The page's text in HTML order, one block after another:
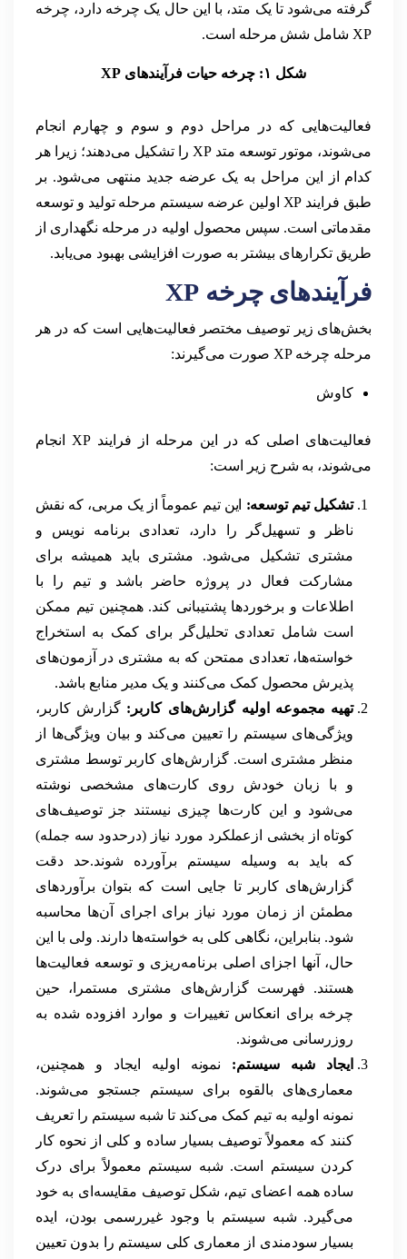
گرفته می‌شود تا یک متد، با این حال یک چرخه دارد، چرخه
XP شامل شش مرحله است.
شکل ۱: چرخه حیات فرآیندهای XP
فعالیت‌هایی که در مراحل دوم و سوم و چهارم انجام
می‌شوند، موتور توسعه متد XP را تشکیل می‌دهند؛ زیرا هر
کدام از این مراحل به یک عرضه جدید منتهی می‌شود. بر
طبق فرایند XP اولین عرضه سیستم مرحله تولید و توسعه
مقدماتی است. سپس محصول اولیه در مرحله نگهداری از
طریق تکرارهای بیشتر به صورت افزایشی بهبود می‌یابد.
فرآیندهای چرخهXP
بخش‌های زیر توصیف مختصر فعالیت‌هایی است که در هر
مرحله چرخه XP صورت می‌گیرند:
کاوش
فعالیت‌های اصلی که در این مرحله از فرایند XP انجام
می‌شوند، به شرح زیر است:
تشکیل تیم توسعه: این تیم عموماً از یک مربی، که نقش
ناظر و تسهیل‌گر را دارد، تعدادی برنامه نویس و
مشتری تشکیل می‌شود. مشتری باید همیشه برای
مشارکت فعال در پروژه حاضر باشد و تیم را با
اطلاعات و برخوردها پشتیبانی کند. همچنین تیم ممکن
است شامل تعدادی تحلیل‌گر برای کمک به استخراج
خواسته‌ها، تعدادی ممتحن که به مشتری در آزمون‌های
پذیرش محصول کمک می‌کنند و یک مدیر منابع باشد.
تهیه مجموعه اولیه گزارش‌های کاربر: گزارش کاربر،
ویژگی‌های سیستم را تعیین می‌کند و بیان ویژگی‌ها از
منظر مشتری است. گزارش‌های کاربر توسط مشتری
و با زبان خودش روی کارت‌های مشخصی نوشته
می‌شود و این کارت‌ها چیزی نیستند جز توصیف‌های
کوتاه از بخشی ازعملکرد مورد نیاز (درحدود سه جمله)
که باید به وسیله سیستم برآورده شوند.حد دقت
گزارش‌های کاربر تا جایی است که بتوان برآورد‌های
مطمئن از زمان مورد نیاز برای اجرای آن‌ها محاسبه
شود. بنابراین، نگاهی کلی به خواسته‌ها دارند. ولی با این
حال، آنها اجزای اصلی برنامه‌ریزی و توسعه فعالیت‌ها
هستند. فهرست گزارش‌های مشتری مستمرا، حین
چرخه برای انعکاس تغییرات و موارد افزوده شده به
روزرسانی می‌شوند.
ایجاد شبه سیستم: نمونه اولیه ایجاد و همچنین،
معماری‌های بالقوه برای سیستم جستجو می‌شوند.
نمونه اولیه به تیم کمک می‌کند تا شبه سیستم را تعریف
کنند که معمولاً توصیف بسیار ساده و کلی از نحوه کار
کردن سیستم است. شبه سیستم معمولاً برای درک
ساده همه اعضای تیم، شکل توصیف مقایسه‌ای به خود
می‌گیرد. شبه سیستم با وجود غیررسمی بودن، ایده
بسیار سودمندی از معماری کلی سیستم را بدون تعیین